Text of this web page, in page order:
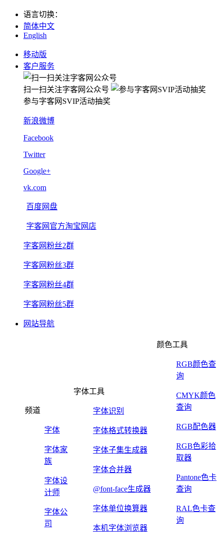
语言切换：
简体中文
English
移动版
客户服务
扫一扫关注字客网公众号
参与字客网SVIP活动抽奖
新浪微博
Facebook
Twitter
Google+
vk.com
百度网盘
字客网官方淘宝网店
字客网粉丝2群
字客网粉丝3群
字客网粉丝4群
字客网粉丝5群
网站导航
频道
字体
字体家
族
字体设
计师
字体公
司
字体工具
字体识别
字体格式转换器
字体子集生成器
字体合并器
@font-face生成器
字体单位换算器
本机字体浏览器
颜色工具
RGB颜色查
询
CMYK颜色
查询
RGB配色器
RGB色彩拾
取器
Pantone色卡
查询
RAL色卡查
询